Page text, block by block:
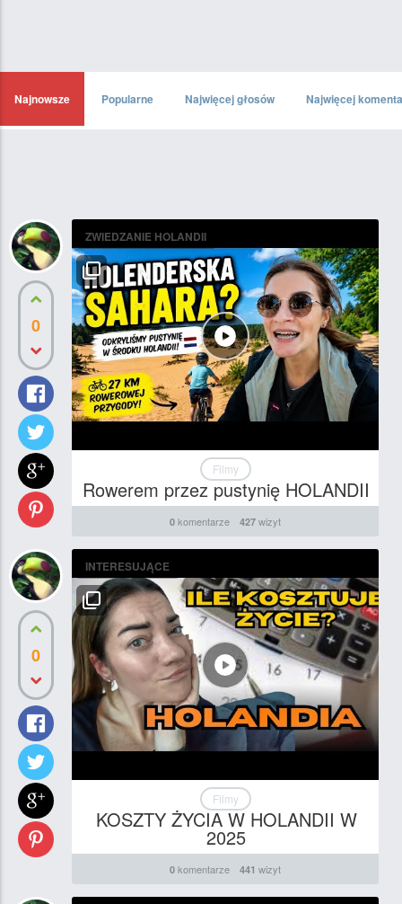
Najnowsze Popularne Najwięcej głosów Najwięcej
0
ZWIEDZANIE HOLANDII
Filmy
Rowerem przez pustynię HOLANDII
0 komentarze 427 wizyt
0
INTERESUJĄCE
Filmy
KOSZTY ŻYCIA W HOLANDII W
2025
0 komentarze 441 wizyt